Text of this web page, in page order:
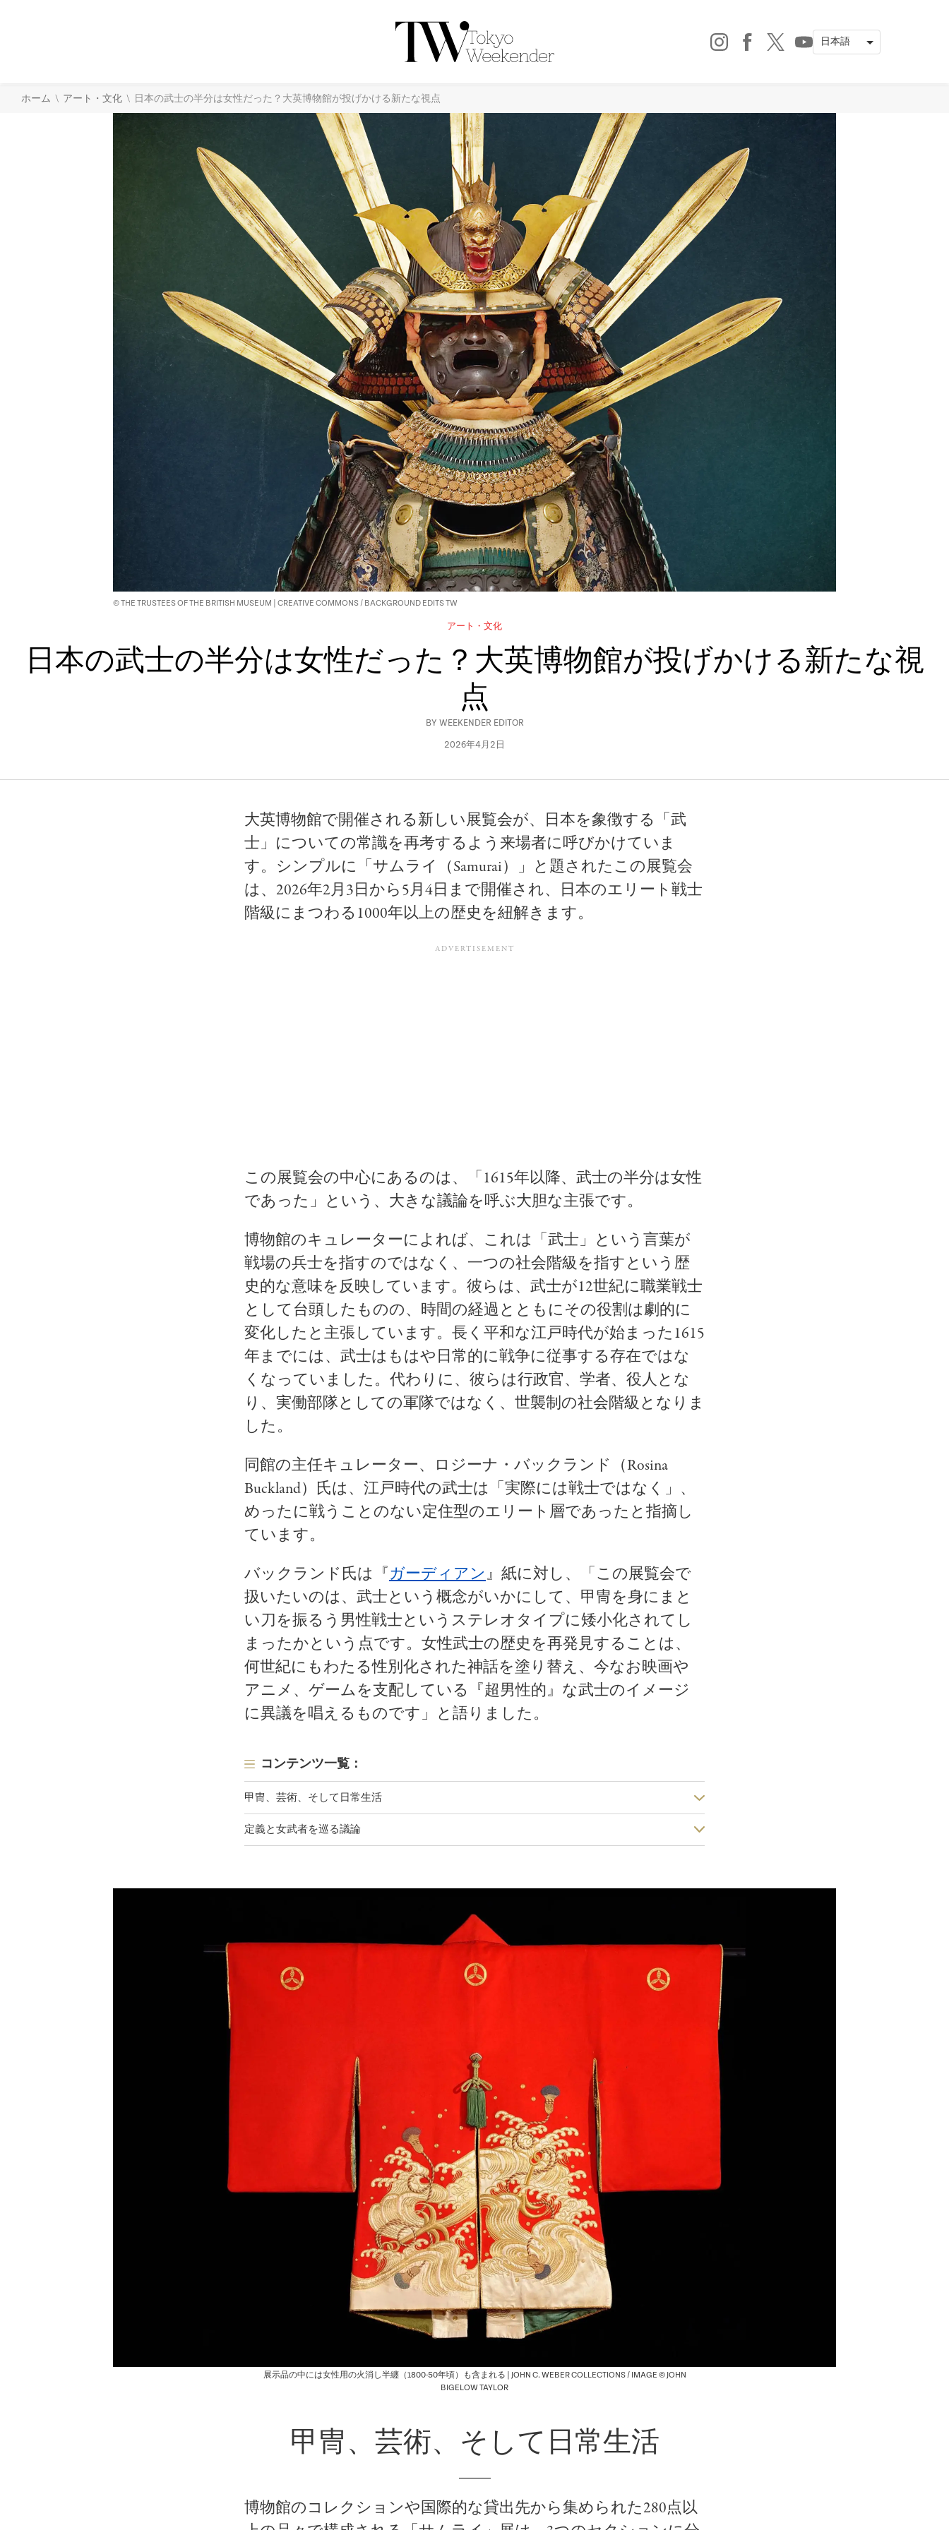
ホーム \ アート・文化 \ 日本の武士の半分は女性だった？大英博物館が投げかける新たな視点
© THE TRUSTEES OF THE BRITISH MUSEUM | CREATIVE COMMONS / BACKGROUND EDITS TW
アート・文化
日本の武士の半分は女性だった？大英博物館が投げかける新たな視
点
BY WEEKENDER EDITOR
2026年4月2日
大英博物館で開催される新しい展覧会が、日本を象徴する「武
士」についての常識を再考するよう来場者に呼びかけていま
す。シンプルに「サムライ（Samurai）」と題されたこの展覧会
は、2026年2月3日から5月4日まで開催され、日本のエリート戦士
階級にまつわる1000年以上の歴史を紐解きます。
この展覧会の中心にあるのは、「1615年以降、武士の半分は女性
であった」という、大きな議論を呼ぶ大胆な主張です。
博物館のキュレーターによれば、これは「武士」という言葉が
戦場の兵士を指すのではなく、一つの社会階級を指すという歴
史的な意味を反映しています。彼らは、武士が12世紀に職業戦士
として台頭したものの、時間の経過とともにその役割は劇的に
変化したと主張しています。長く平和な江戸時代が始まった1615
年までには、武士はもはや日常的に戦争に従事する存在ではな
くなっていました。代わりに、彼らは行政官、学者、役人とな
り、実働部隊としての軍隊ではなく、世襲制の社会階級となりま
した。
同館の主任キュレーター、ロジーナ・バックランド（Rosina
Buckland）氏は、江戸時代の武士は「実際には戦士ではなく」、
めったに戦うことのない定住型のエリート層であったと指摘し
ています。
バックランド氏は『ガーディアン』紙に対し、「この展覧会で
扱いたいのは、武士という概念がいかにして、甲冑を身にまと
い刀を振るう男性戦士というステレオタイプに矮小化されてし
まったかという点です。女性武士の歴史を再発見することは、
何世紀にもわたる性別化された神話を塗り替え、今なお映画や
アニメ、ゲームを支配している『超男性的』な武士のイメージ
に異議を唱えるものです」と語りました。
コンテンツ一覧：
甲冑、芸術、そして日常生活
定義と女武者を巡る議論
展示品の中には女性用の火消し半纏（1800-50年頃）も含まれる | JOHN C. WEBER COLLECTIONS / IMAGE © JOHN
BIGELOW TAYLOR
甲冑、芸術、そして日常生活
博物館のコレクションや国際的な貸出先から集められた280点以